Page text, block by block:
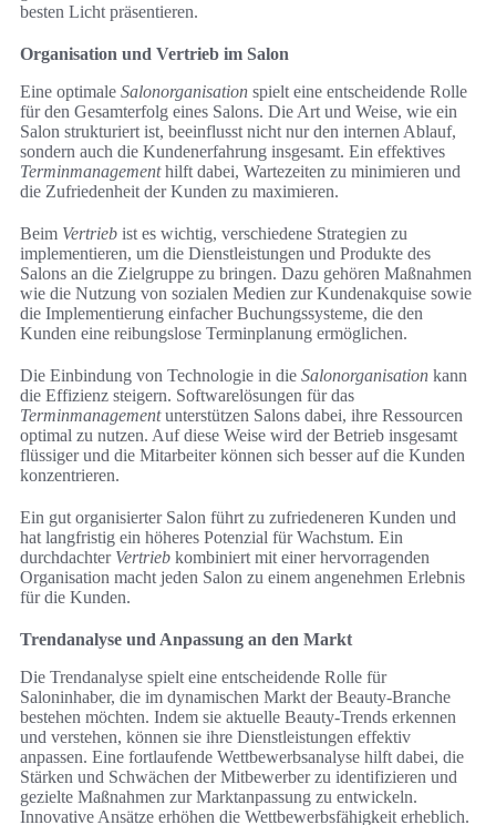
besten Licht präsentieren.
Organisation und Vertrieb im Salon
Eine optimale Salonorganisation spielt eine entscheidende Rolle
für den Gesamterfolg eines Salons. Die Art und Weise, wie ein
Salon strukturiert ist, beeinflusst nicht nur den internen Ablauf,
sondern auch die Kundenerfahrung insgesamt. Ein effektives
Terminmanagementhilft dabei, Wartezeiten zu minimieren und
die Zufriedenheit der Kunden zu maximieren.
Beim Vertrieb ist es wichtig, verschiedene Strategien zu
implementieren, um die Dienstleistungen und Produkte des
Salons an die Zielgruppe zu bringen. Dazu gehören Maßnahmen
wie die Nutzung von sozialen Medien zur Kundenakquise sowie
die Implementierung einfacher Buchungssysteme, die den
Kunden eine reibungslose Terminplanung ermöglichen.
Die Einbindung von Technologie in die Salonorganisation kann
die Effizienz steigern. Softwarelösungen für das
Terminmanagementunterstützen Salons dabei, ihre Ressourcen
optimal zu nutzen. Auf diese Weise wird der Betrieb insgesamt
flüssiger und die Mitarbeiter können sich besser auf die Kunden
konzentrieren.
Ein gut organisierter Salon führt zu zufriedeneren Kunden und
hat langfristig ein höheres Potenzial für Wachstum. Ein
durchdachter Vertrieb kombiniert mit einer hervorragenden
Organisation macht jeden Salon zu einem angenehmen Erlebnis
für die Kunden.
Trendanalyse und Anpassung an den Markt
Die Trendanalyse spielt eine entscheidende Rolle für
Saloninhaber, die im dynamischen Markt der Beauty-Branche
bestehen möchten. Indem sie aktuelle Beauty-Trends erkennen
und verstehen, können sie ihre Dienstleistungen effektiv
anpassen. Eine fortlaufende Wettbewerbsanalyse hilft dabei, die
Stärken und Schwächen der Mitbewerber zu identifizieren und
gezielte Maßnahmen zur Marktanpassung zu entwickeln.
Innovative Ansätze erhöhen die Wettbewerbsfähigkeit erheblich.